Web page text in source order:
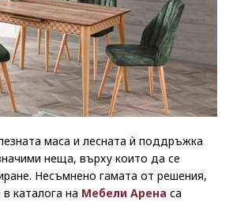
маса и лесната ѝ поддръжка
неща, върху които да се
Несъмнено гамата от решения,
каталога на Мебели Арена са